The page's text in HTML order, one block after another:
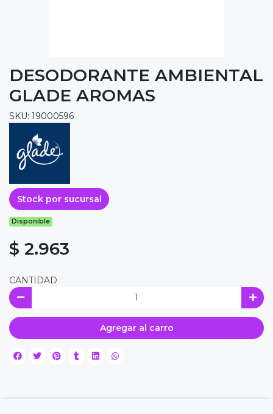
DESODORANTE AMBIENTAL
GLADE AROMAS
SKU: 19000596
Stock por sucursal
Disponible
$ 2.963
CANTIDAD
Agregar al carro